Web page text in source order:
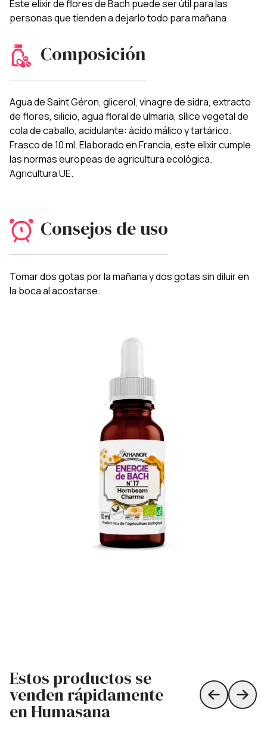
Este elixir de flores de Bach puede ser útil para las
personas que tienden a dejarlo todo para mañana.
Composición
Agua de Saint Géron, glicerol, vinagre de sidra, extracto
de flores, silicio, agua floral de ulmaria, sílice vegetal de
cola de caballo, acidulante: ácido málico y tartárico.
Frasco de 10 ml. Elaborado en Francia, este elixir cumple
las normas europeas de agricultura ecológica.
Agricultura UE.
Consejos de uso
Tomar dos gotas por la mañana y dos gotas sin diluir en
la boca al acostarse.
Estos productos se
venden rápidamente
en Humasana Skip toSkip